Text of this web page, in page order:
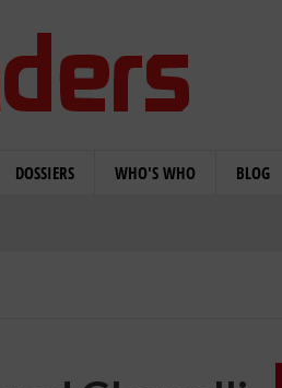
DOSSIERS WHO'S WHO BLOG